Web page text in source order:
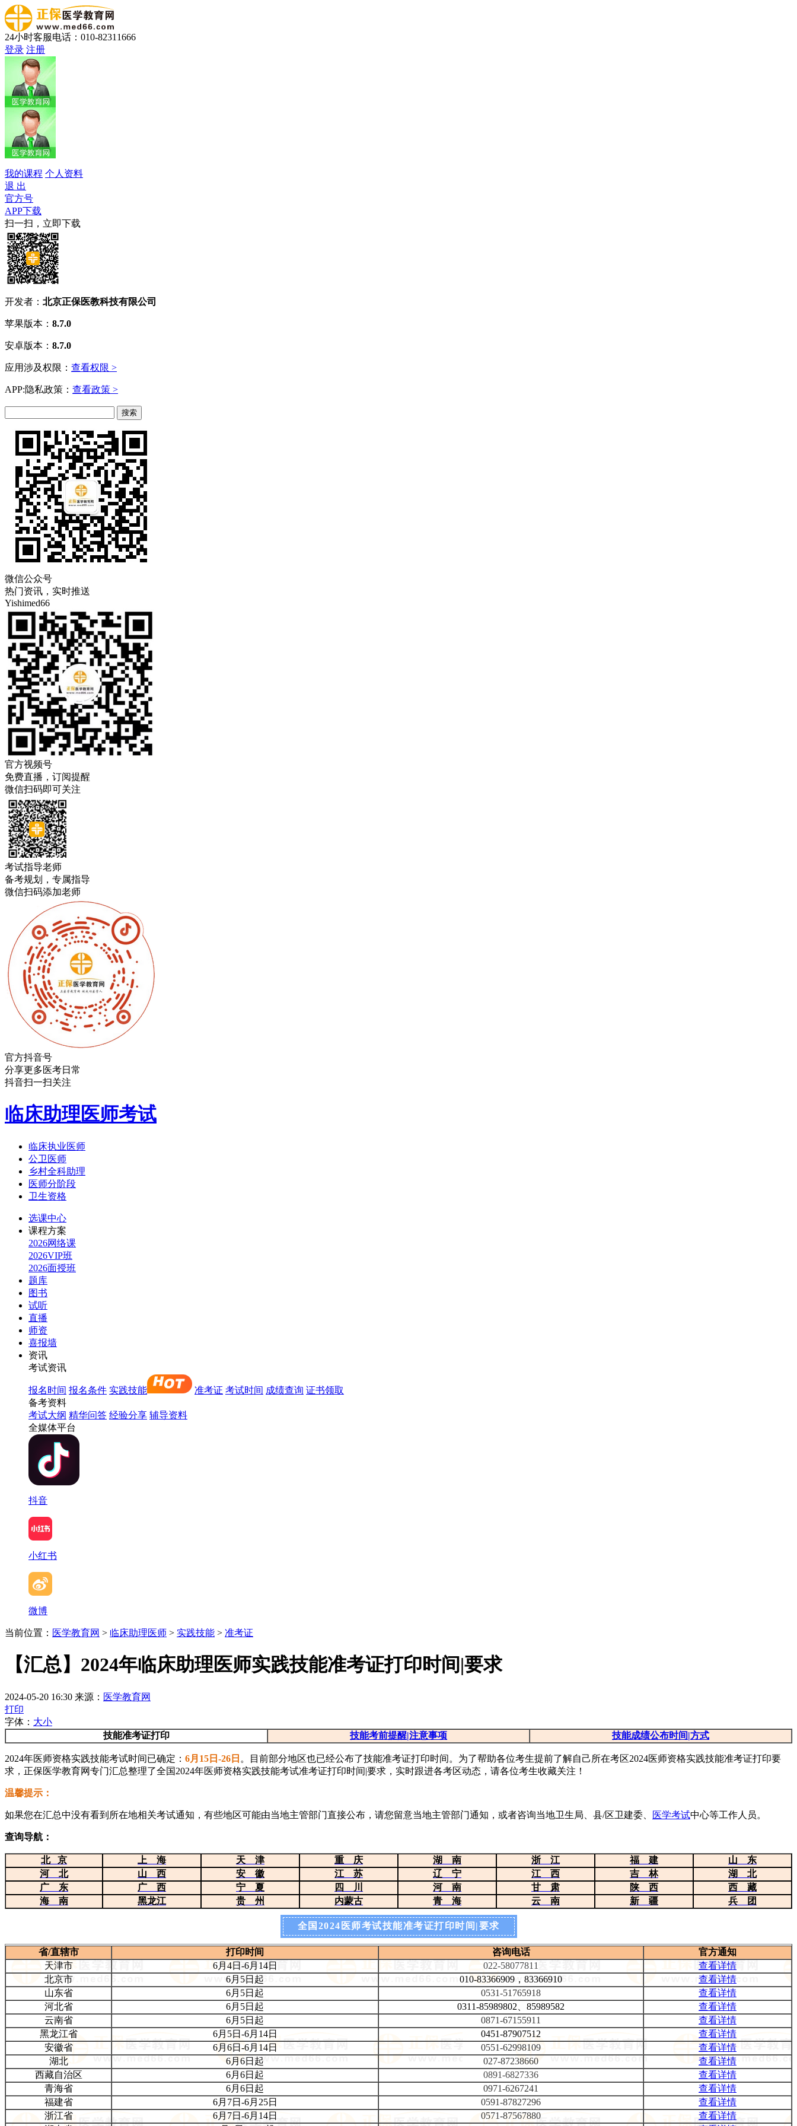
24小时客服电话：010-82311666
登录 注册
我的课程 个人资料
退 出
官方号
APP下载
扫一扫，立即下载
开发者： 北京正保医教科技有限公司
苹果版本： 8.7.0
安卓版本： 8.7.0
应用涉及权限： 查看权限 >
APP:隐私政策： 查看政策 >
微信公众号
热门资讯，实时推送
Yishimed66
官方视频号
免费直播，订阅提醒
微信扫码即可关注
考试指导老师
备考规划，专属指导
微信扫码添加老师
官方抖音号
分享更多医考日常
抖音扫一扫关注
临床助理医师考试
临床执业医师
公卫医师
乡村全科助理
医师分阶段
卫生资格
选课中心
课程方案
2026网络课
2026VIP班
2026面授班
题库
图书
试听
直播
师资
喜报墙
资讯
考试资讯
报名时间 报名条件 实践技能 准考证 考试时间 成绩查询 证书领取
备考资料
考试大纲 精华问答 经验分享 辅导资料
全媒体平台
抖音
小红书
微博
当前位置： 医学教育网 > 临床助理医师 > 实践技能 > 准考证
【汇总】2024年临床助理医师实践技能准考证打印时间|要求
2024-05-20 16:30 来源： 医学教育网
打印
字体： 大小
技能准考证打印
技能考前提醒|注意事项 技能成绩公布时间|方式
2024年医师资格实践技能考试时间已确定： 6月15日-26日 。目前部分地区也已经公布了技能准考证打印时间。为了帮助各位考生提前了解自己所在考区2024医师资格实践技能准考证打印要
求，正保医学教育网专门汇总整理了全国2024年医师资格实践技能考试准考证打印时间|要求，实时跟进各考区动态，请各位考生收藏关注！
温馨提示：
如果您在汇总中没有看到所在地相关考试通知，有些地区可能由当地主管部门直接公布，请您留意当地主管部门通知，或者咨询当地卫生局、县/区卫建委、 医学考试中心等工作人员。
查询导航：
北 京 上 海 天 津 重 庆 湖 南 浙 江 福 建
山 东
河 北
山 西 安 徽 江 苏 辽 宁 江 西 吉 林
湖 北
广 东
广 西 宁 夏 四 川 河 南 甘 肃 陕 西
西 藏
海 南
黑龙江 贵 州 内蒙古 青 海 云 南 新 疆 兵 团
全国2024医师考试技能准考证打印时间|要求
省/直辖市 打印时间 咨询电话
官方通知
天津市
6月4日-6月14日 022-58077811
查看详情
北京市
6月5日起 010-83366909，83366910
查看详情
山东省
6月5日起 0531-51765918
查看详情
河北省
6月5日起 0311-85989802、85989582
查看详情
云南省
6月5日起 0871-67155911
查看详情
黑龙江省
6月5日-6月14日 0451-87907512
查看详情
安徽省
6月6日-6月14日 0551-62998109
查看详情
湖北
6月6日起 027-87238660
查看详情
西藏自治区
6月6日起 0891-6827336
查看详情
青海省
6月 6日起 0971-6267241
查看详情
福建省
6月7日-6月25日 0591-87827296
查看详情
浙江省
6月7日-6月14日 0571-87567880
查看详情